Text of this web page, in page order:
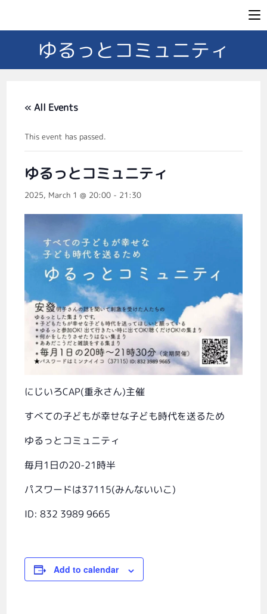
ゆるっとコミュニティ
« All Events
This event has passed.
ゆるっとコミュニティ
2025, March 1 @ 20:00 - 21:30
にじいろCAP(重永さん)主催
すべての子どもが幸せな子ども時代を送るため
ゆるっとコミュニティ
毎月1日の20-21時半
パスワードは37115(みんないいこ)
ID: 832 3989 9665
Add to calendar